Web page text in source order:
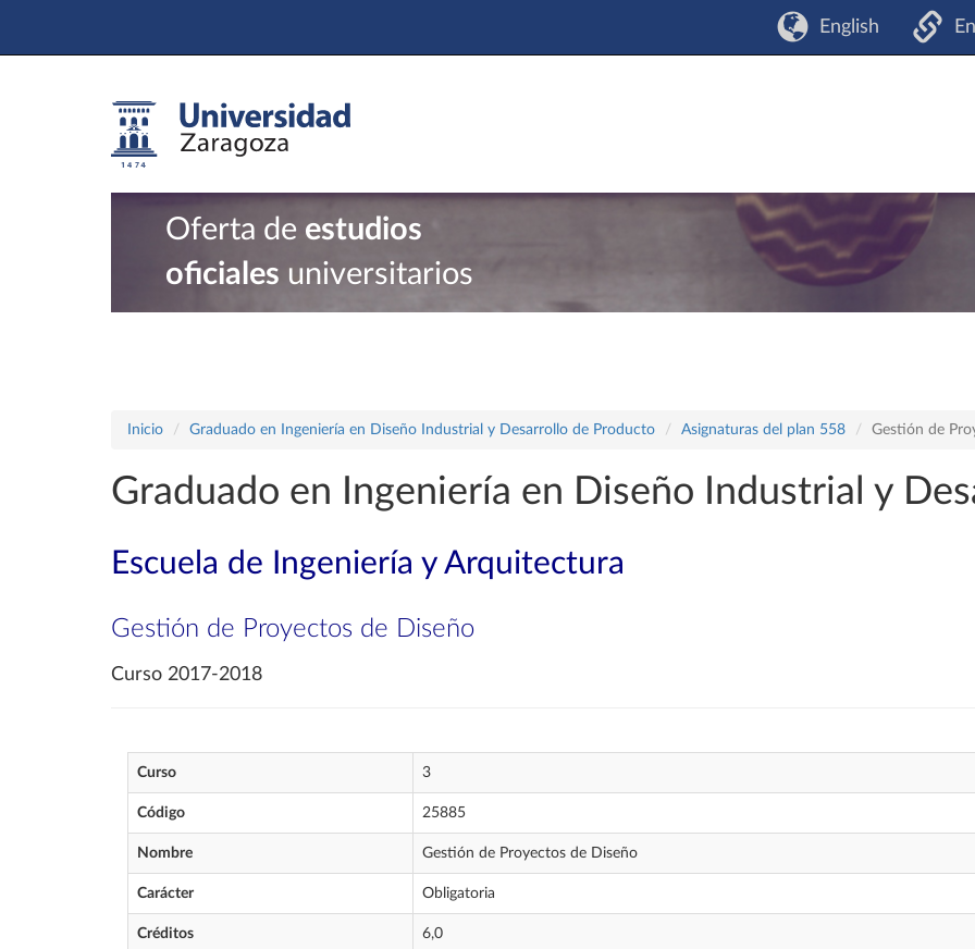
English
Oferta de estudios
oficiales universitarios
Inicio Graduado en Ingeniería en Diseño Industrial y Desarrollo de Producto Asignaturas del plan 558 Gestión de
Graduado en Ingeniería en Diseño Industrial y
Escuela de Ingeniería y Arquitectura
Gestión de Proyectos de Diseño
Curso 2017-2018
Curso 3
Código 25885
Nombre Gestión de Proyectos de Diseño
Carácter Obligatoria
Créditos 6,0